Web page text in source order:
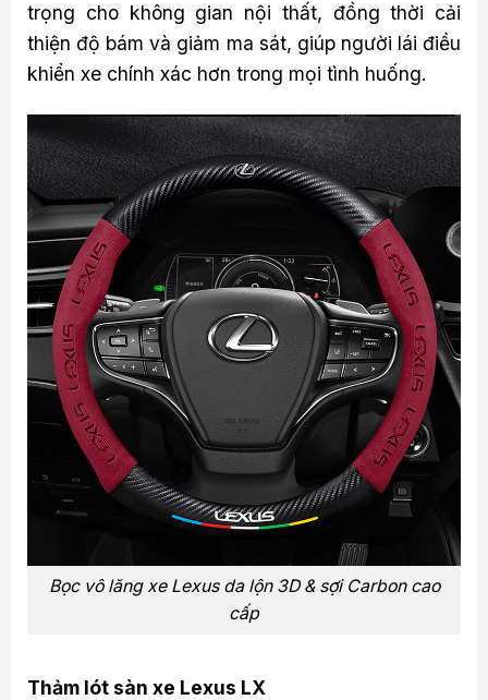
trọng cho không gian nội thất, đồng thời cải
thiện độ bám và giảm ma sát, giúp người lái điều
khiển xe chính xác hơn trong mọi tình huống.
Bọc vô lăng xe Lexus da lộn 3D & sợi Carbon cao
cấp
Thảm lót sàn xe Lexus LX